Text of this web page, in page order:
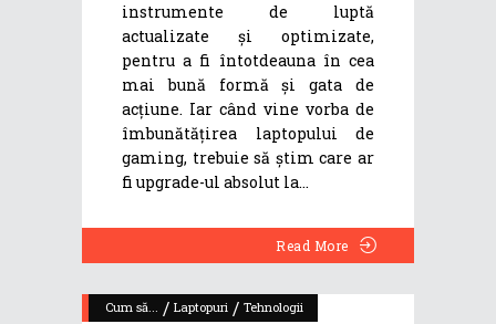
instrumente de luptă
actualizate și optimizate,
pentru a fi întotdeauna în cea
mai bună formă și gata de
acțiune. Iar când vine vorba de
îmbunătățirea laptopului de
gaming, trebuie să știm care ar
fi upgrade-ul absolut la
Read More
Cum să... / Laptopuri / Tehnologii